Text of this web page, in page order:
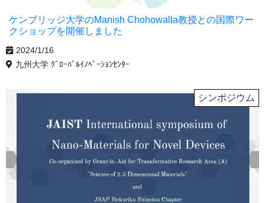
ケンブリッジ大学のManish Chohowalla教授との国際ワー
クショップを開催しました
2024/1/16
九州大学 ｸﾞﾛｰﾊﾞﾙｲﾉﾍﾞｰｼｮﾝｾﾝﾀｰ
シンポジウム